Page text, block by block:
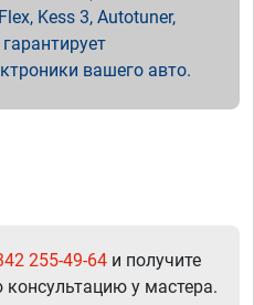
Kess 3, Autotuner,
вашего авто.
255-49-64 и получите
у мастера.